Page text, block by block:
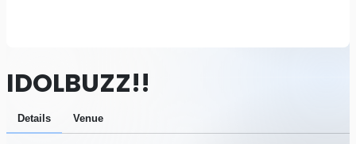
IDOLBUZZ!!
Details Venue